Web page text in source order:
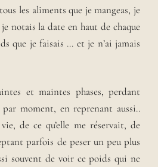
les aliments que je mangeas, je
notais la date en haut de chaque
que je faisais … et je n’ai jamais
et maintes phases, perdant
moment, en reprenant aussi..
de ce qu’elle me réservait, de
parfois de peser un peu plus
souvent de voir ce poids qui ne